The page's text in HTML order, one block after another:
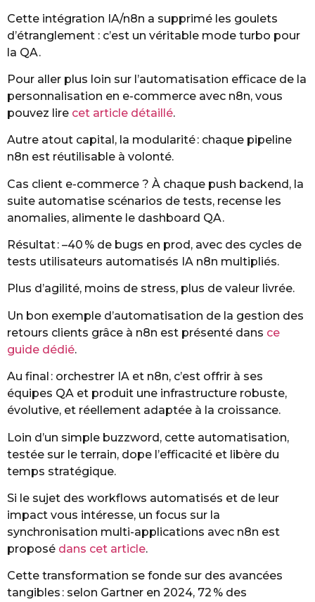
Cette intégration IA/n8n a supprimé les goulets
d’étranglement : c’est un véritable mode turbo pour
la QA.
Pour aller plus loin sur l’automatisation efficace de la
personnalisation en e-commerce avec n8n, vous
pouvez lire cet article détaillé.
Autre atout capital, la modularité : chaque pipeline
n8n est réutilisable à volonté.
Cas client e-commerce ? À chaque push backend, la
suite automatise scénarios de tests, recense les
anomalies, alimente le dashboard QA.
Résultat : –40 % de bugs en prod, avec des cycles de
tests utilisateurs automatisés IA n8n multipliés.
Plus d’agilité, moins de stress, plus de valeur livrée.
Un bon exemple d’automatisation de la gestion des
retours clients grâce à n8n est présenté dans ce
guide dédié.
Au final : orchestrer IA et n8n, c’est offrir à ses
équipes QA et produit une infrastructure robuste,
évolutive, et réellement adaptée à la croissance.
Loin d’un simple buzzword, cette automatisation,
testée sur le terrain, dope l’efficacité et libère du
temps stratégique.
Si le sujet des workflows automatisés et de leur
impact vous intéresse, un focus sur la
synchronisation multi-applications avec n8n est
proposé dans cet article.
Cette transformation se fonde sur des avancées
tangibles : selon Gartner en 2024, 72 % des